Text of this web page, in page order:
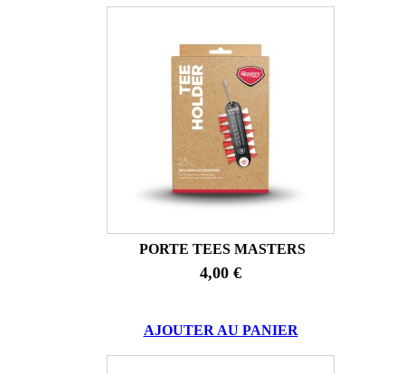
PORTE TEES MASTERS
4,00 €
AJOUTER AU PANIER